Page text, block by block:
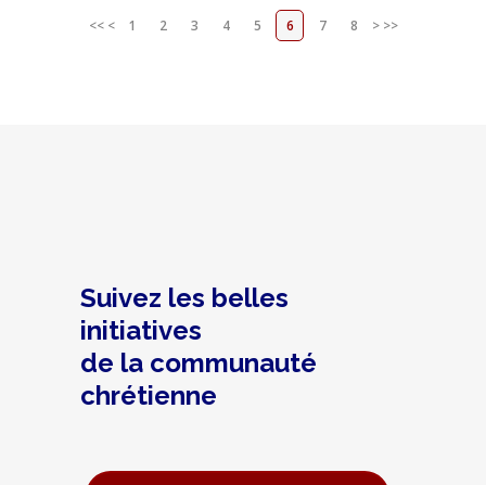
<< < 1 2 3 4 5 6 7 8 > >>
Suivez les belles
initiatives
de la communauté
chrétienne